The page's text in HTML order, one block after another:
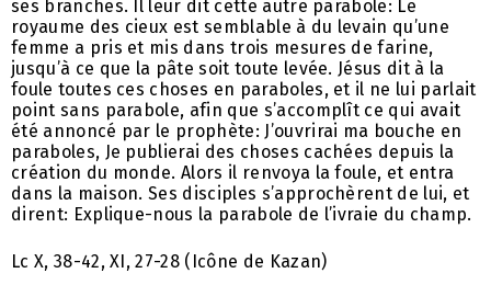
ses branches. Il leur dit cette autre parabole: Le
royaume des cieux est semblable à du levain qu’une
femme a pris et mis dans trois mesures de farine,
jusqu’à ce que la pâte soit toute levée. Jésus dit à la
foule toutes ces choses en paraboles, et il ne lui parlait
point sans parabole, afin que s’accomplît ce qui avait
été annoncé par le prophète: J’ouvrirai ma bouche en
paraboles, Je publierai des choses cachées depuis la
création du monde. Alors il renvoya la foule, et entra
dans la maison. Ses disciples s’approchèrent de lui, et
dirent: Explique-nous la parabole de l’ivraie du champ.
Lc X, 38-42, XI, 27-28 (Icône de Kazan)